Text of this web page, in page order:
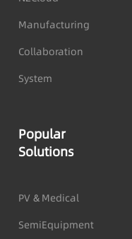
Manufacturing
Collaboration
System
Popular
Solutions
PV &
Semi
Medical
Equipment